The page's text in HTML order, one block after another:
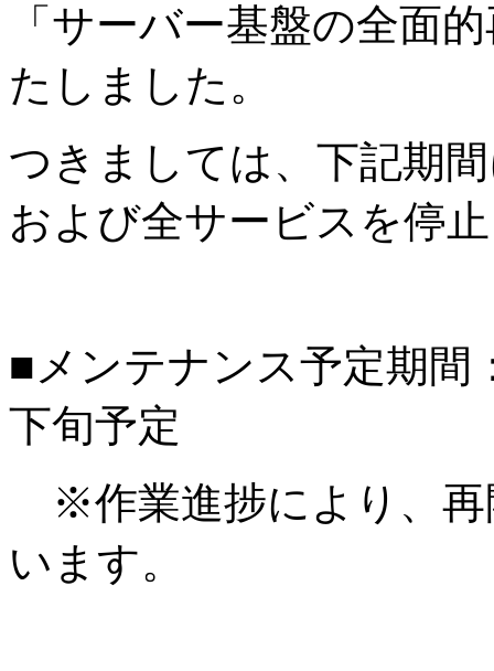
「サーバー基盤の全面
たしました。
つきましては、下記期
および全サービスを停
■メンテナンス予定期間
下旬予定
※作業進捗により、再
います。